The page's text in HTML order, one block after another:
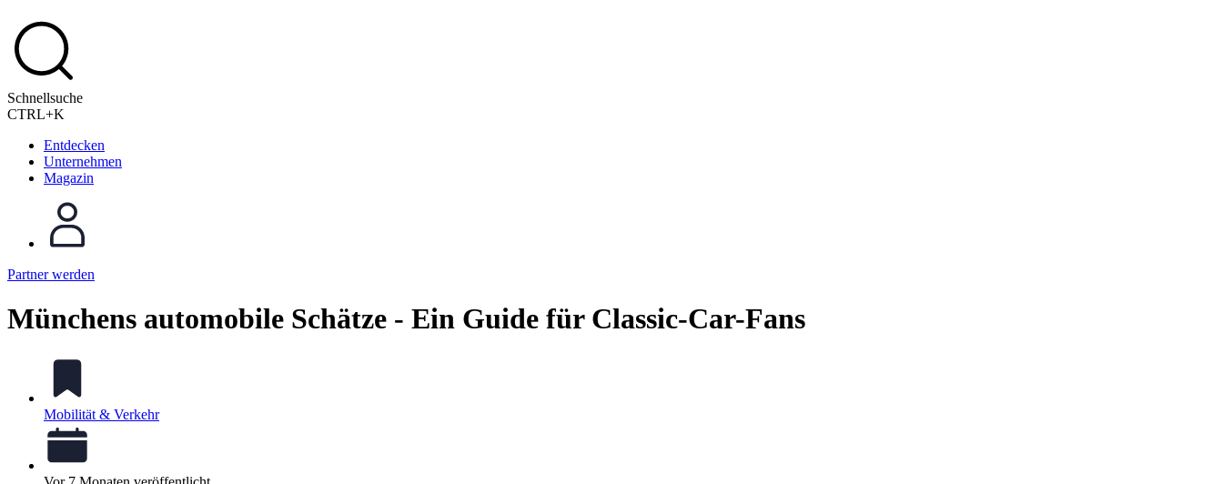
Schnellsuche
CTRL+K
Entdecken
Unternehmen
Magazin
Partner werden
Münchens automobile Schätze - Ein Guide für Classic-Car-Fans
Mobilität & Verkehr